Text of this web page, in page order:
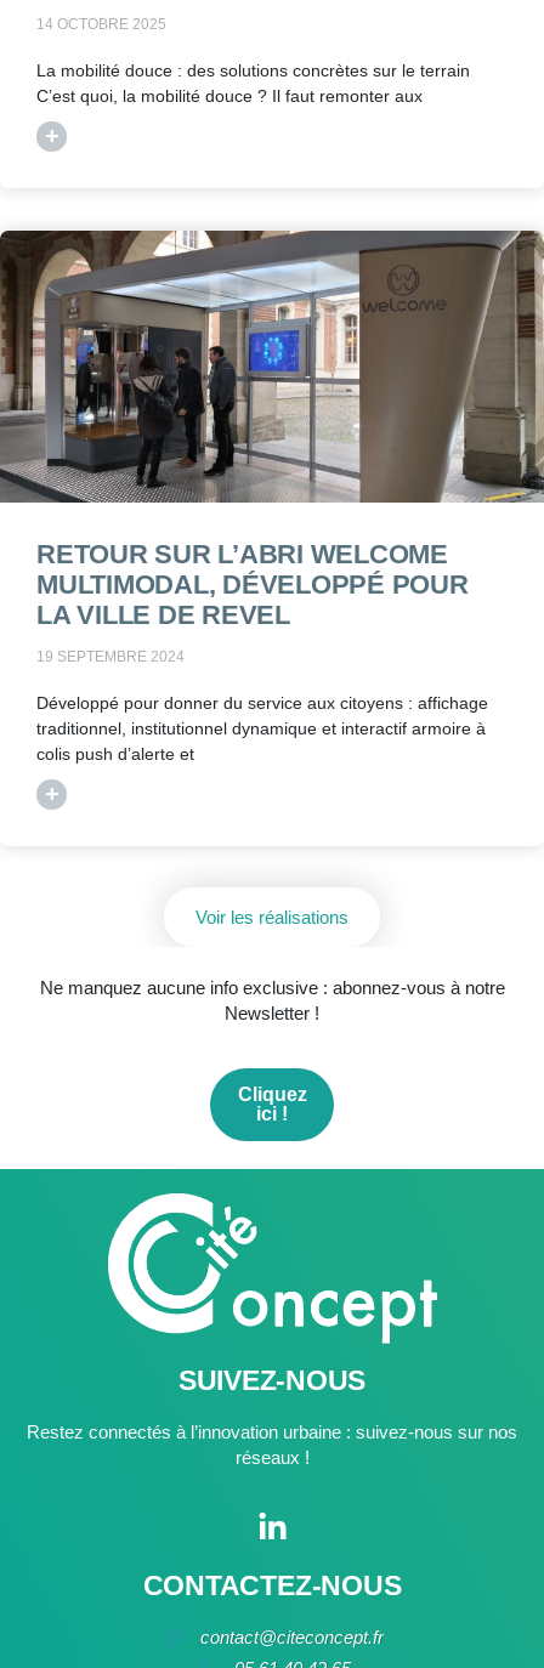
14 OCTOBRE 2025
La mobilité douce : des solutions concrètes sur le terrain
C’est quoi, la mobilité douce ? Il faut remonter aux
+
RETOUR SUR L’ABRI WELCOME
MULTIMODAL, DÉVELOPPÉ POUR
LA VILLE DE REVEL
19 SEPTEMBRE 2024
Développé pour donner du service aux citoyens : affichage
traditionnel, institutionnel dynamique et interactif armoire à
colis push d’alerte et
+
Voir les réalisations
Ne manquez aucune info exclusive : abonnez-vous à notre
Newsletter !
Cliquez
ici !
SUIVEZ-NOUS
Restez connectés à l’innovation urbaine : suivez-nous sur nos
réseaux !
CONTACTEZ-NOUS
contact@citeconcept.fr